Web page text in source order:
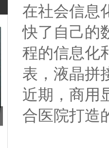
在社会信息
快了自己的
程的信息化
表，液晶拼
近期，商用
合医院打造